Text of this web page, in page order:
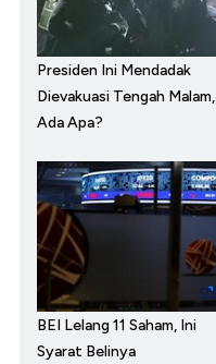
Presiden Ini Mendadak
Dievakuasi Tengah Malam,
Ada Apa?
BEI Lelang 11 Saham, Ini
Syarat Belinya